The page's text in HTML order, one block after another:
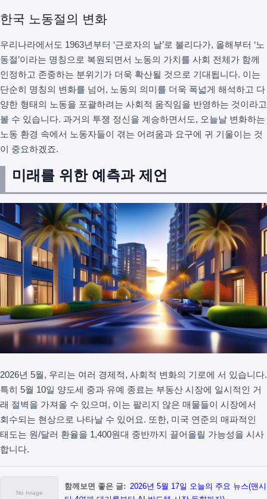
한국 노동절의 변화
우리나라에서도 1963년부터 ‘근로자의 날’로 불리다가, 올해부터 ‘노
동절’이라는 명칭으로 복원되면서 노동의 가치를 사회 전체가 함께
인정하고 존중하는 분위기가 더욱 확산될 것으로 기대됩니다. 이는
단순히 명칭의 변화를 넘어, 노동의 의미를 더욱 폭넓게 해석하고 다
양한 형태의 노동을 포괄하려는 사회적 움직임을 반영하는 것이라고
볼 수 있습니다. 과거의 투쟁 정신을 계승하면서도, 오늘날 변화하는
노동 환경 속에서 노동자들이 겪는 어려움과 요구에 귀 기울이는 것
이 중요하겠죠.
미래를 위한 예측과 제언
2026년 5월, 우리는 여러 경제적, 사회적 변화의 기로에 서 있습니다.
특히 5월 10일 양도세 중과 유예 종료는 부동산 시장에 일시적인 거
래 절벽을 가져올 수 있으며, 이는 팔리지 않은 매물들이 시장에서
회수되는 현상으로 나타날 수 있어요. 또한, 미국 연준의 매파적인
태도는 원/달러 환율을 1,400원대 중반까지 끌어올릴 가능성을 시사
합니다.
함께보면 좋은 글: 2026년 5월 17일 오늘의 주요 뉴스(맨시